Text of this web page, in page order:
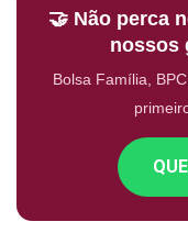
🤝 Não perca
nossos
Bolsa Família,